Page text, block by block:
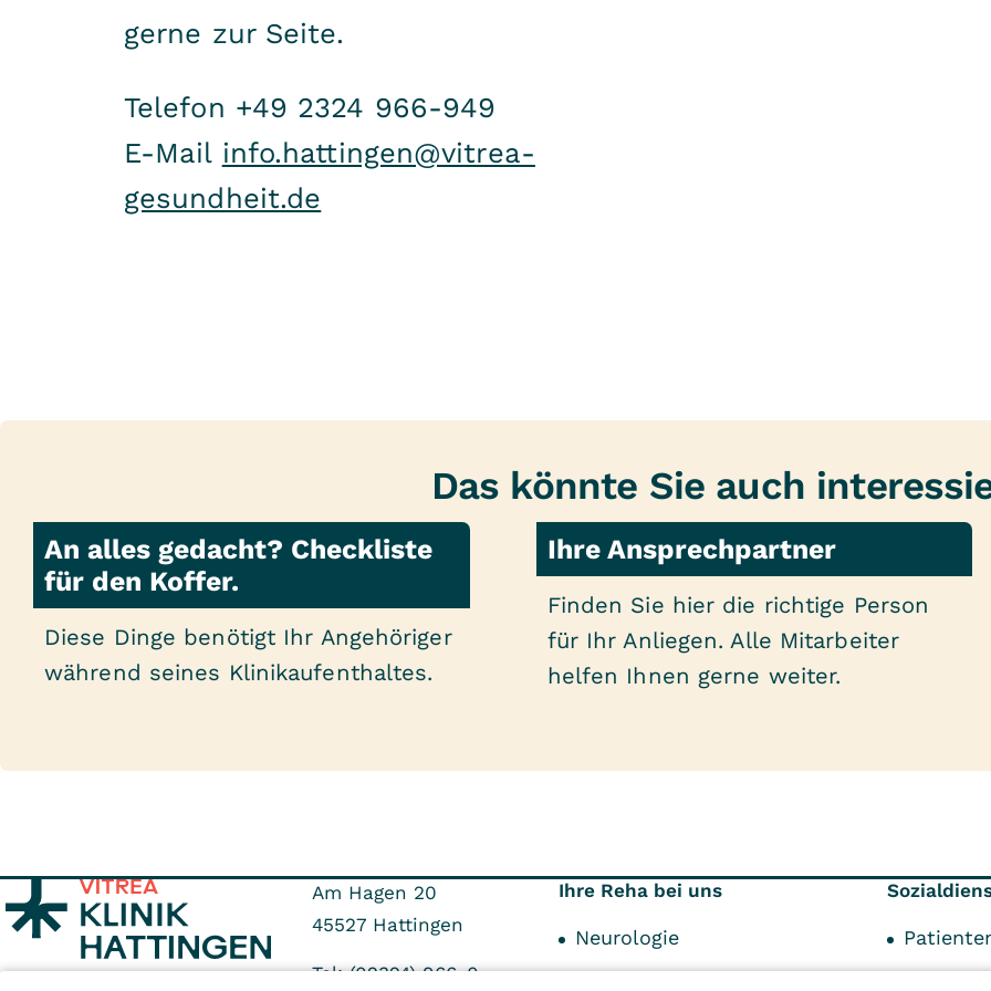
gerne zur Seite.
Telefon +49 2324 966-949
E-Mail info.hattingen@vitrea-
gesundheit.de
Das könnte Sie auch
An alles gedacht? Checkliste
für den Koffer.
Diese Dinge benötigt Ihr Angehöriger
während seines Klinikaufenthaltes.
Ihre Ansprechpartner
Finden Sie hier die richtige Person
für Ihr Anliegen. Alle Mitarbeiter
helfen Ihnen gerne weiter.
Am Hagen 20
45527 Hattingen
Tel: (02324) 966-0
Ihre Reha bei uns
Neurologie